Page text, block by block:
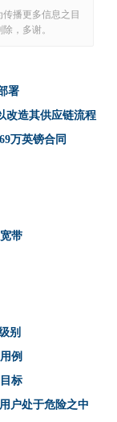
播更多信息之目
，多谢。
署
改造其供应链流程
万英镑合同
带
别
例
标
户处于危险之中